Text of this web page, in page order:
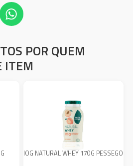
POR QUEM
ITEM
IOG NATURAL WHEY 170G PESSEGO